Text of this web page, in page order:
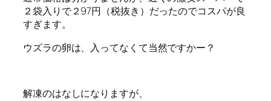
２袋入りで２97円（税抜き）だったのでコスパが良
すぎます。
ウズラの卵は、入ってなくて当然ですかー？
解凍のはなしになりますが、